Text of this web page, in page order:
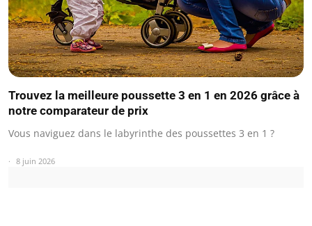
Trouvez la meilleure poussette 3 en 1 en 2026 grâce à
notre comparateur de prix
Vous naviguez dans le labyrinthe des poussettes 3 en 1 ?
8 juin 2026